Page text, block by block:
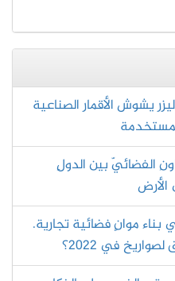
يشوش الأقمار الصناعية
الفضائيّ بين الدولِ
موانٍ فضائية تجارية.
في 2022؟